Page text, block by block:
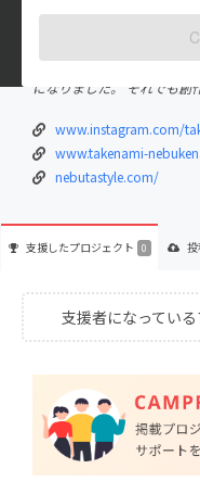
出身国：日本 出身地：青
私は青森ねぶた祭のねぶ
ねぶた祭が中止になり大
になりました。 それでも創
www.instagram.com/
www.takenami-
nebutastyle.com/
支援したプロジェクト 0 投
支援者になってい